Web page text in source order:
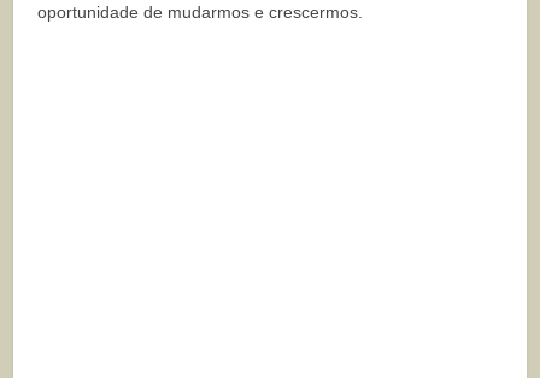
oportunidade de mudarmos e crescermos.